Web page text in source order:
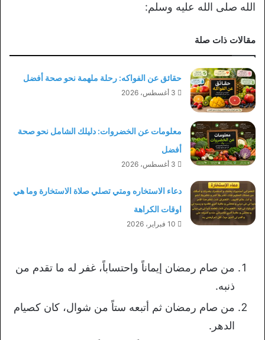
الله صلى الله عليه وسلم:
مقالات ذات صلة
حقائق عن الفواكه: رحلة ملهمة نحو صحة أفضل
3 أغسطس، 2026
معلومات عن الخضروات: دليلك الشامل نحو صحة
أفضل
3 أغسطس، 2026
دعاء الاستخاره ومتي تصلي صلاة الاستخارة وما هي
اوقات الكراهة
10 فبراير، 2026
من صام رمضان إيماناً واحتساباً، غفر له ما تقدم من
ذنبه.
من صام رمضان ثم أتبعه ستاً من شوال، كان كصيام
الدهر.